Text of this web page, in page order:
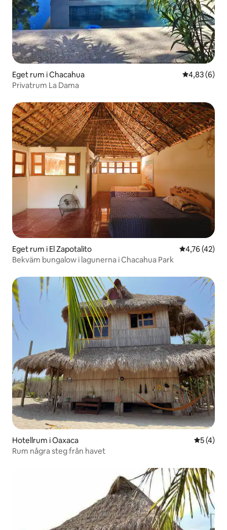
Eget rum i Chacahua 4,83 av 5 i
4,83 (6)
Privatrum La Dama
Eget rum i El Zapotalito 4,76 av 5 i
4,76 (42)
Bekväm bungalow i lagunerna i Chacahua Park
Hotellrum i Oaxaca 5 av 5 i
5 (4)
Rum några steg från havet